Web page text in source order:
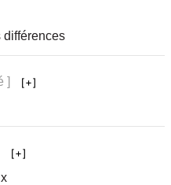
différences
]